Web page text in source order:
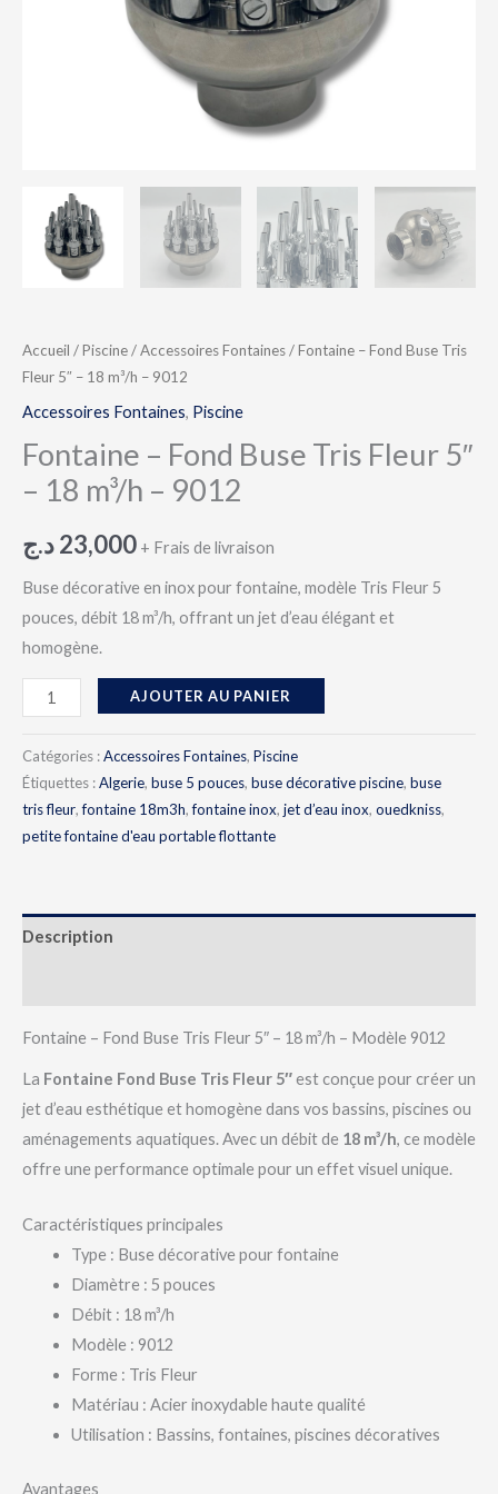
Accueil /Piscine/Accessoires Fontaines/ Fontaine – Fond Buse Tris
Fleur 5″ – 18 m³/h – 9012
Accessoires Fontaines, Piscine
Fontaine – Fond Buse Tris Fleur 5″
– 18 m³/h – 9012
23,000د.ج + Frais de livraison
Buse décorative en inox pour fontaine, modèle Tris Fleur 5
pouces, débit 18 m³/h, offrant un jet d’eau élégant et
homogène.
AJOUTER AU PANIER
Catégories :Accessoires Fontaines, Piscine
Étiquettes :Algerie, buse 5 pouces, buse décorative piscine, buse
tris fleur,fontaine 18m3h,fontaine inox, jet d’eau inox, ouedkniss,
petite fontaine d'eau portable flottante
Description
Fontaine – Fond Buse Tris Fleur 5″ – 18 m³/h – Modèle 9012
La Fontaine Fond Buse Tris Fleur 5″est conçue pour créer un
jet d’eau esthétique et homogène dans vos bassins, piscines ou
aménagements aquatiques. Avec un débit de 18 m³/h, ce modèle
offre une performance optimale pour un effet visuel unique.
Caractéristiques principales
Type : Buse décorative pour fontaine
Diamètre : 5 pouces
Débit : 18 m³/h
Modèle : 9012
Forme : Tris Fleur
Matériau : Acier inoxydable haute qualité
Utilisation : Bassins, fontaines, piscines décoratives
Avantages